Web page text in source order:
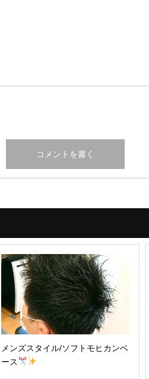
メンズスタイル/ソフトモヒカンベ
ース